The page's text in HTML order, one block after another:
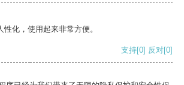
化，使用起来非常方便。
支持[0] 反对[0]